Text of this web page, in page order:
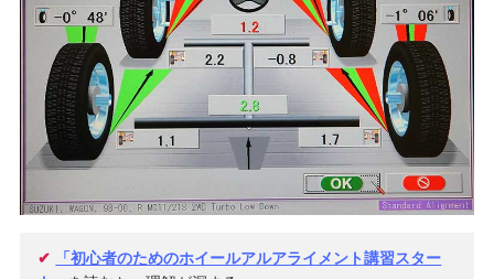
✔
「初心者のためのホイールアルアライメント講習スター